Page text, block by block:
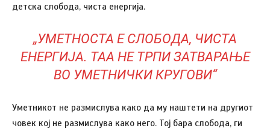
детска слобода, чиста енергија.
„УМЕТНОСТА Е СЛОБОДА, ЧИСТА
ЕНЕРГИЈА. ТАА НЕ ТРПИ ЗАТВАРАЊЕ
ВО УМЕТНИЧКИ КРУГОВИ“
Уметникот не размислува како да му наштети на другиот
човек кој не размислува како него. Тој бара слобода, ги